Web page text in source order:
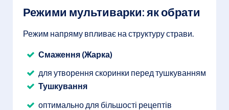
Режими мультиварки: як обрати
Режим напряму впливає на структуру страви.
Смаження (Жарка)
для утворення скоринки перед тушкуванням
Тушкування
оптимально для більшості рецептів